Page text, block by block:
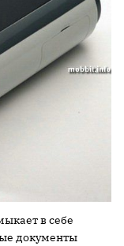
в себе
документы